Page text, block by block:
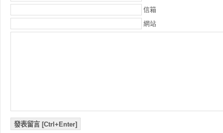
信箱
網站